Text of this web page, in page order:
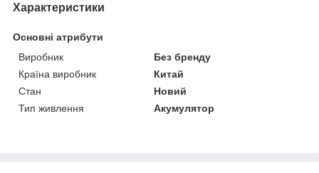
Характеристики
Основні атрибути
Виробник
Без бренду
Країна виробник
Китай
Стан
Новий
Тип живлення
Акумулятор